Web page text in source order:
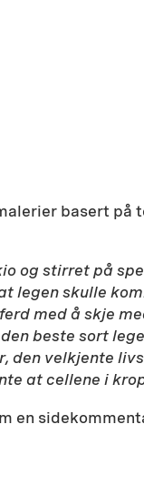
basert
og stirret på
legen skulle
med å skje
beste sort
den velkjente
at cellene i
en